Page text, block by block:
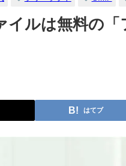
イルは無料の
はてブ